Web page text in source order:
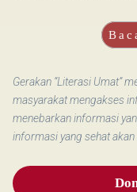
Gerakan “Literasi Umat”
masyarakat mengakses
menebarkan informasi
informasi yang sehat